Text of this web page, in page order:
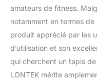
amateurs de fitness.
notamment en termes de
produit apprécié par les
d’utilisation et son
qui cherchent un tapis
LONTEK mérite